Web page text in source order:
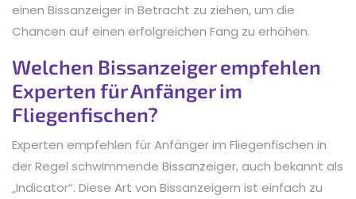
einen Bissanzeiger in Betracht zu ziehen, um die
Chancen auf einen erfolgreichen Fang zu erhöhen.
Welchen Bissanzeiger empfehlen
Experten für Anfänger im
Fliegenfischen?
Experten empfehlen für Anfänger im Fliegenfischen in
der Regel schwimmende Bissanzeiger, auch bekannt als
„Indicator“. Diese Art von Bissanzeigern ist einfach zu